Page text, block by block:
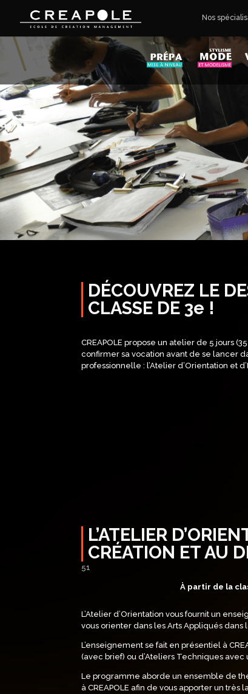
Nos
DÉCOUVREZ LE
CLASSE DE 3e !
CREAPOLE propose un atelier de 5 jours
confirmer sa vocation avant de se lancer
professionnelle : l’Atelier d’Orientation et
L’ATELIER
CRÉATION ET AU
51
À partir de la
L’Atelier d’Orientation vous fournit un
vous orienter dans les Arts Appliqués
L’enseignement se fait en présentiel à
(avec brief) ou d’Ateliers Techniques avec
Le programme aborde un ensemble de
à CREAPOLE afin de vous apporter un